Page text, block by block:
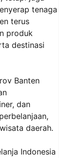
tenaga
terus
produk
destinasi
Banten
dan
daerah.
Indonesia